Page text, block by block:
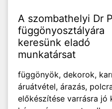
A szombathelyi Dr
függönyosztályára
keresünk eladó
munkatársat
függönyök, dekorok,
áruátvétel, árazás,
előkészítése varrásra jó